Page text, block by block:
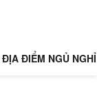
ĐỊA ĐIỂM NGỦ NGHỈ